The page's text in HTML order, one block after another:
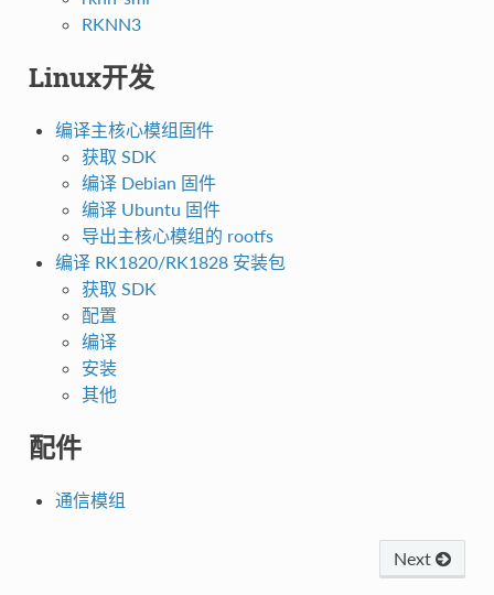
RKNN3
Linux开发
编译主核心模组固件
获取 SDK
编译 Debian 固件
编译 Ubuntu 固件
导出主核心模组的 rootfs
编译 RK1820/RK1828 安装包
获取 SDK
配置
编译
安装
其他
配件
通信模组
Next